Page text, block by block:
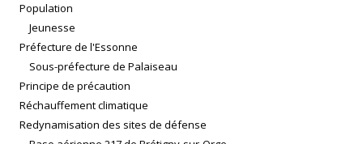
Population
Jeunesse
Préfecture de l'Essonne
Sous-préfecture de Palaiseau
Principe de précaution
Réchauffement climatique
Redynamisation des sites de défense